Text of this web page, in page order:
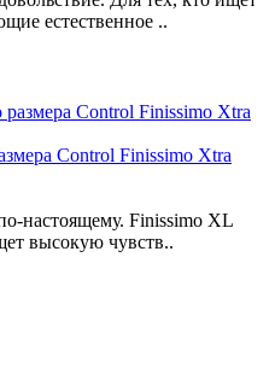
естественное ..
Control Finissimo Xtra
настоящему. Finissimo XL
высокую чувств..